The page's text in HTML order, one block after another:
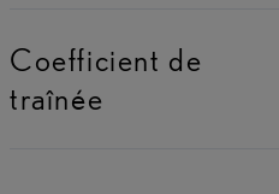
Coefficient de
traînée